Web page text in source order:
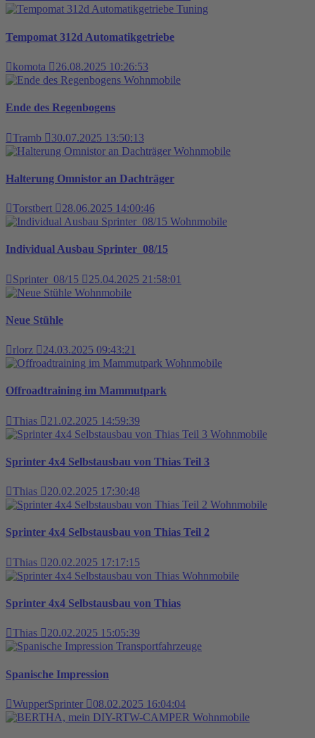
Tuning
Tempomat 312d Automatikgetriebe
komota
26.08.2025 10:26:53
Wohnmobile
Ende des Regenbogens
Tramb
30.07.2025 13:50:13
Wohnmobile
Halterung Omnistor an Dachträger
Torstbert
28.06.2025 14:00:46
Wohnmobile
Individual Ausbau Sprinter_08/15
Sprinter_08/15
25.04.2025 21:58:01
Wohnmobile
Neue Stühle
rlorz
24.03.2025 09:43:21
Wohnmobile
Offroadtraining im Mammutpark
Thias
21.02.2025 14:59:39
Wohnmobile
Sprinter 4x4 Selbstausbau von Thias Teil 3
Thias
20.02.2025 17:30:48
Wohnmobile
Sprinter 4x4 Selbstausbau von Thias Teil 2
Thias
20.02.2025 17:17:15
Wohnmobile
Sprinter 4x4 Selbstausbau von Thias
Thias
20.02.2025 15:05:39
Transportfahrzeuge
Spanische Impression
WupperSprinter
08.02.2025 16:04:04
Wohnmobile